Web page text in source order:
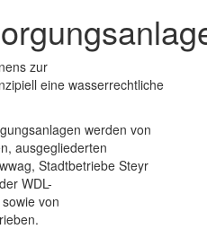
schließen
und
schließen
zur
eine wasserrechtliche
werden von
ausgegliederten
Stadtbetriebe Steyr
WDL-
von